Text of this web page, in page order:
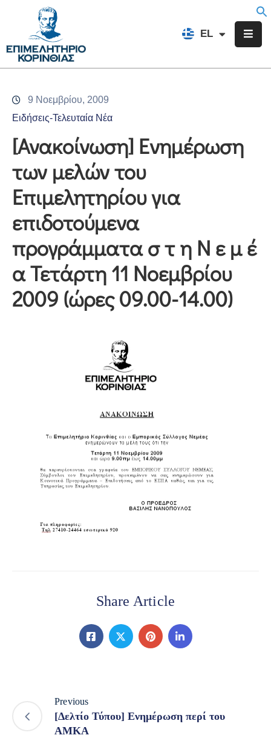
EL
FR
Επιμελητήριο
Υπηρεσίες
Προγράμματα
Εκδηλώσεις
Επικοινωνία
9 Νοεμβρίου, 2009
Ειδήσεις-Τελευταία Νέα
[Ανακοίνωση] Ενημέρωση
των μελών του
Επιμελητηρίου για
επιδοτούμενα
προγράμματα σ τ η Ν ε μ έ
α Τετάρτη 11 Νοεμβρίου
2009 (ώρες 09.00-14.00)
Share Article
Previous
[Δελτίο Τύπου] Ενημέρωση περί του
ΑΜΚΑ